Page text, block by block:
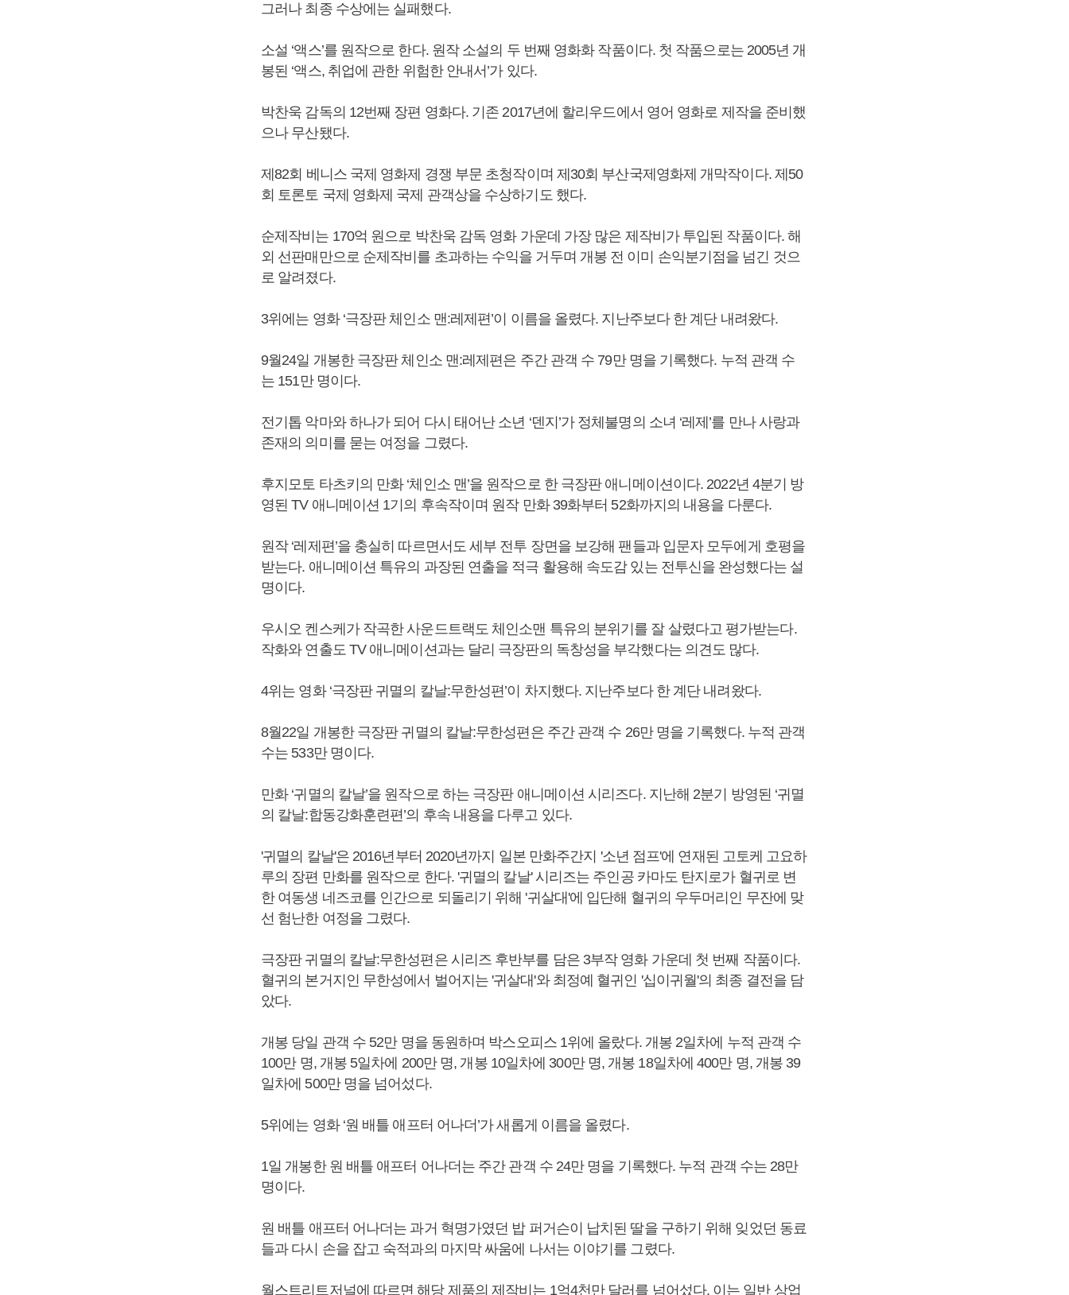
그러나 최종 수상에는 실패했다.
소설 ‘액스’를 원작으로 한다. 원작 소설의 두 번째 영화화 작품이다. 첫 작품으로는 2005년 개
봉된 ‘액스, 취업에 관한 위험한 안내서’가 있다.
박찬욱 감독의 12번째 장편 영화다. 기존 2017년에 할리우드에서 영어 영화로 제작을 준비했
으나 무산됐다.
제82회 베니스 국제 영화제 경쟁 부문 초청작이며 제30회 부산국제영화제 개막작이다. 제50
회 토론토 국제 영화제 국제 관객상을 수상하기도 했다.
순제작비는 170억 원으로 박찬욱 감독 영화 가운데 가장 많은 제작비가 투입된 작품이다. 해
외 선판매만으로 순제작비를 초과하는 수익을 거두며 개봉 전 이미 손익분기점을 넘긴 것으
로 알려졌다.
3위에는 영화 ‘극장판 체인소 맨:레제편’이 이름을 올렸다. 지난주보다 한 계단 내려왔다.
9월24일 개봉한 극장판 체인소 맨:레제편은 주간 관객 수 79만 명을 기록했다. 누적 관객 수
는 151만 명이다.
전기톱 악마와 하나가 되어 다시 태어난 소년 ‘덴지’가 정체불명의 소녀 ‘레제’를 만나 사랑과
존재의 의미를 묻는 여정을 그렸다.
후지모토 타츠키의 만화 ‘체인소 맨’을 원작으로 한 극장판 애니메이션이다. 2022년 4분기 방
영된 TV 애니메이션 1기의 후속작이며 원작 만화 39화부터 52화까지의 내용을 다룬다.
원작 ‘레제편’을 충실히 따르면서도 세부 전투 장면을 보강해 팬들과 입문자 모두에게 호평을
받는다. 애니메이션 특유의 과장된 연출을 적극 활용해 속도감 있는 전투신을 완성했다는 설
명이다.
우시오 켄스케가 작곡한 사운드트랙도 체인소맨 특유의 분위기를 잘 살렸다고 평가받는다.
작화와 연출도 TV 애니메이션과는 달리 극장판의 독창성을 부각했다는 의견도 많다.
4위는 영화 ‘극장판 귀멸의 칼날:무한성편’이 차지했다. 지난주보다 한 계단 내려왔다.
8월22일 개봉한 극장판 귀멸의 칼날:무한성편은 주간 관객 수 26만 명을 기록했다. 누적 관객
수는 533만 명이다.
만화 ‘귀멸의 칼날’을 원작으로 하는 극장판 애니메이션 시리즈다. 지난해 2분기 방영된 ‘귀멸
의 칼날:합동강화훈련편’의 후속 내용을 다루고 있다.
'귀멸의 칼날'은 2016년부터 2020년까지 일본 만화주간지 '소년 점프'에 연재된 고토케 고요하
루의 장편 만화를 원작으로 한다. '귀멸의 칼날' 시리즈는 주인공 카마도 탄지로가 혈귀로 변
한 여동생 네즈코를 인간으로 되돌리기 위해 '귀살대'에 입단해 혈귀의 우두머리인 무잔에 맞
선 험난한 여정을 그렸다.
극장판 귀멸의 칼날:무한성편은 시리즈 후반부를 담은 3부작 영화 가운데 첫 번째 작품이다.
혈귀의 본거지인 무한성에서 벌어지는 '귀살대'와 최정예 혈귀인 '십이귀월'의 최종 결전을 담
았다.
개봉 당일 관객 수 52만 명을 동원하며 박스오피스 1위에 올랐다. 개봉 2일차에 누적 관객 수
100만 명, 개봉 5일차에 200만 명, 개봉 10일차에 300만 명, 개봉 18일차에 400만 명, 개봉 39
일차에 500만 명을 넘어섰다.
5위에는 영화 ‘원 배틀 애프터 어나더’가 새롭게 이름을 올렸다.
1일 개봉한 원 배틀 애프터 어나더는 주간 관객 수 24만 명을 기록했다. 누적 관객 수는 28만
명이다.
원 배틀 애프터 어나더는 과거 혁명가였던 밥 퍼거슨이 납치된 딸을 구하기 위해 잊었던 동료
들과 다시 손을 잡고 숙적과의 마지막 싸움에 나서는 이야기를 그렸다.
월스트리트저널에 따르면 해당 제품의 제작비는 1억4천만 달러를 넘어섰다. 이는 일반 상업